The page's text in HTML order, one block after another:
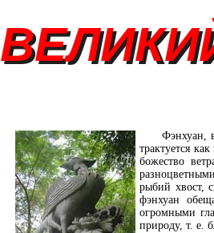
Фэнхуан,
трактуется
божество
рыбий хвост,
фэнхуан
огромными
природу, т. е.